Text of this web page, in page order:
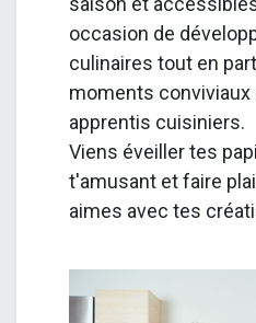
occasion de
culinaires tout en
moments conviviaux
apprentis
Viens éveiller tes
t'amusant et faire
aimes avec tes